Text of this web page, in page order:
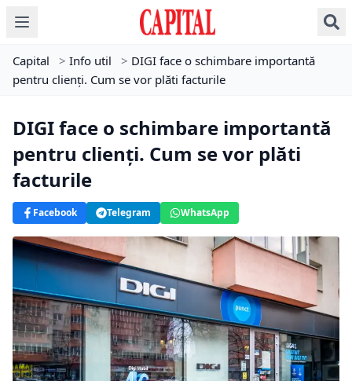
Capital > Info util > DIGI face o schimbare importantă
pentru clienți. Cum se vor plăti facturile
DIGI face o schimbare importantă
pentru clienți. Cum se vor plăti
facturile
Facebook Telegram WhatsApp